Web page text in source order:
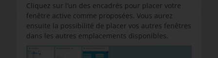
Cliquez sur l’un des encadrés pour placer votre
fenêtre active comme proposées. Vous aurez
ensuite la possibilité de placer vos autres fenêtres
dans les autres emplacements disponibles.